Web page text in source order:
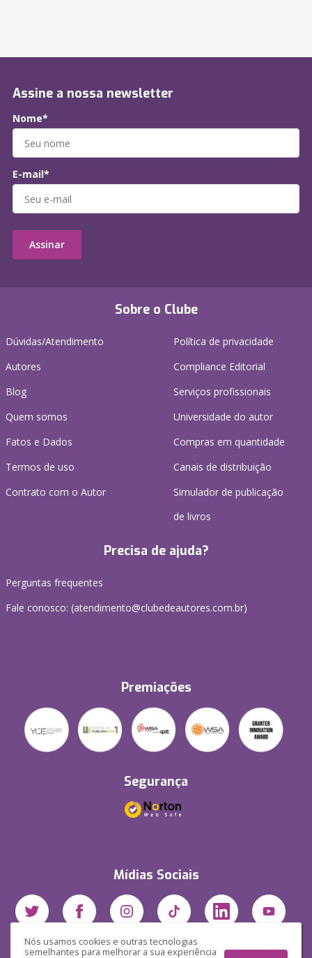
Nós usamos cookies e outras tecnologias
semelhantes para melhorar a sua experiência
Sobre o Clube
Dúvidas/Atendimento
Autores
Blog
Quem somos
Fatos e Dados
Termos de uso
Contrato com o Autor
Política de privacidade
Compliance Editorial
Serviços profissionais
Universidade do autor
Compras em quantidade
Canais de distribuição
Simulador de publicação
de livros
Precisa de ajuda?
Perguntas frequentes
Fale conosco: (atendimento@clubedeautores.com.br)
Premiações
Segurança
Mídias Sociais
Assine a nossa newsletter
Nome*
E-mail*
Assinar